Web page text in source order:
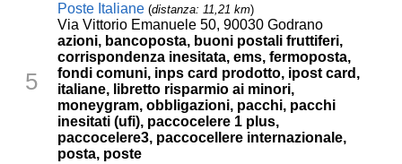
5
Poste Italiane (distanza: 11,21 km)
Via Vittorio Emanuele 50, 90030 Godrano
azioni, bancoposta, buoni postali fruttiferi,
corrispondenza inesitata, ems, fermoposta,
fondi comuni, inps card prodotto, ipost card,
italiane, libretto risparmio ai minori,
moneygram, obbligazioni, pacchi, pacchi
inesitati (ufi), paccocelere 1 plus,
paccocelere3, paccocellere internazionale,
posta, poste